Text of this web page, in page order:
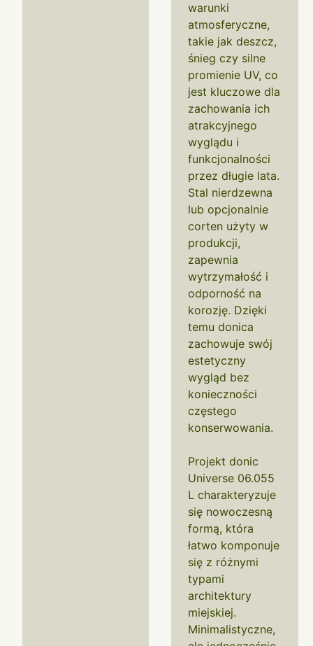
warunki
atmosferyczne,
takie jak deszcz,
śnieg czy silne
promienie UV, co
jest kluczowe dla
zachowania ich
atrakcyjnego
wyglądu i
funkcjonalności
przez długie lata.
Stal nierdzewna
lub opcjonalnie
corten użyty w
produkcji,
zapewnia
wytrzymałość i
odporność na
korozję. Dzięki
temu donica
zachowuje swój
estetyczny
wygląd bez
konieczności
częstego
konserwowania.
Projekt donic
Universe 06.055
L charakteryzuje
się nowoczesną
formą, która
łatwo komponuje
się z różnymi
typami
architektury
miejskiej.
Minimalistyczne,